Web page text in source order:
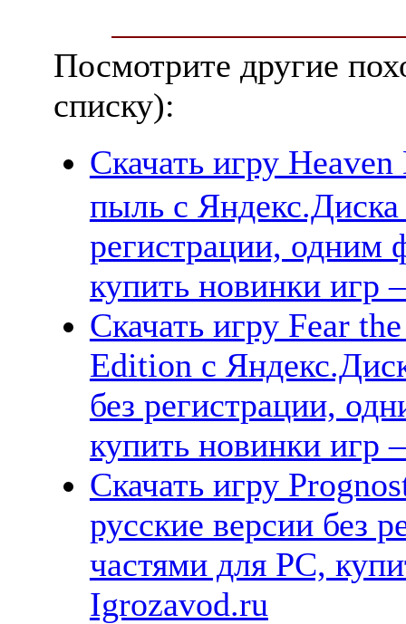
Посмотрите другие
списку):
Скачать игру
пыль с
регистрации, одним
купить новинки
Скачать игру Fear
Edition с
без регистрации,
купить новинки
Скачать игру
русские версии без
частями для PC,
Igrozavod.ru